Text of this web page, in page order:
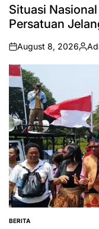
IN
Situasi
Persatuan
on
August 8, 2026
by
POSTED
BERITA